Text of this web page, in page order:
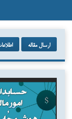
ارسال مقاله